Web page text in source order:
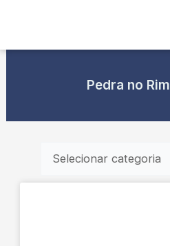
o
Pedra no Rim
Categorias